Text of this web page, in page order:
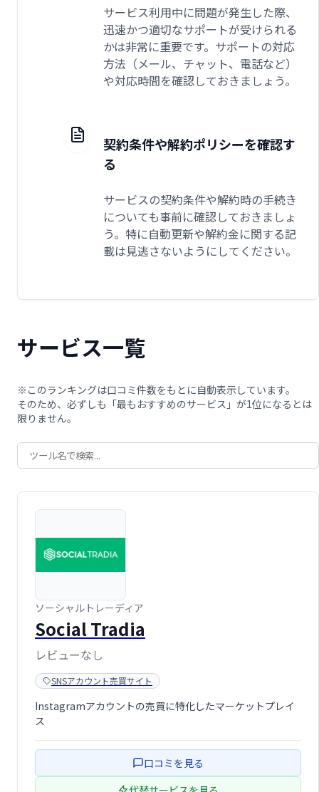
サービス利用中に問題が発生した際、
迅速かつ適切なサポートが受けられる
かは非常に重要です。サポートの対応
方法（メール、チャット、電話など）
や対応時間を確認しておきましょう。
契約条件や解約ポリシーを確認す
る
サービスの契約条件や解約時の手続き
についても事前に確認しておきましょ
う。特に自動更新や解約金に関する記
載は見逃さないようにしてください。
サービス一覧
※このランキングは口コミ件数をもとに自動表示しています。
そのため、必ずしも「最もおすすめのサービス」が1位になるとは
限りません。
ソーシャルトレーディア
Social Tradia
レビューなし
SNSアカウント売買サイト
Instagramアカウントの売買に特化したマーケットプレイ
ス
口コミを見る